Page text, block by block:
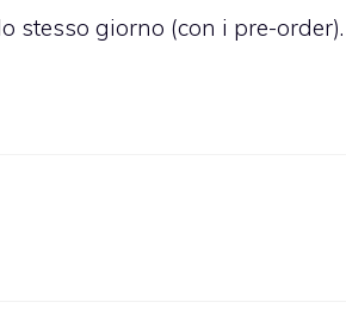
stesso giorno (con i pre-order).